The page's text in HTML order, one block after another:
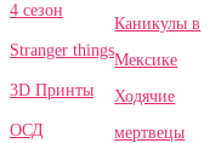
4 сезон
Stranger things
3D Принты
ОСД
Каникулы в
Мексике
Ходячие
мертвецы